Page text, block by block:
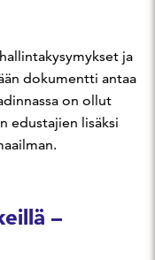
ja
dokumentti antaa
on ollut
edustajien lisäksi
–